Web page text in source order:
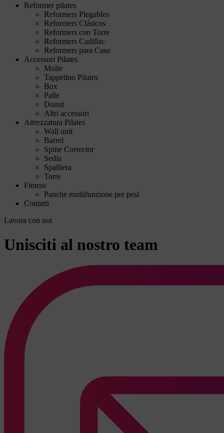
Reformer pilates
Reformers Plegables
Reformers Clásicos
Reformers con Torre
Reformers Cadillac
Reformers para Casa
Accessori Pilates
Molle
Tappetino Pilates
Box
Palle
Donut
Altri accessori
Attrezzatura Pilates
Wall unit
Barrel
Spine Corrector
Sedia
Spalliera
Torre
Fitness
Panche multifunzione per pesi
Contatti
Lavora con noi
Unisciti al nostro team